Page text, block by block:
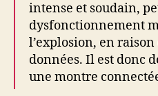
intense et soudain,
dysfonctionnement
l’explosion, en
données. Il est donc
une montre